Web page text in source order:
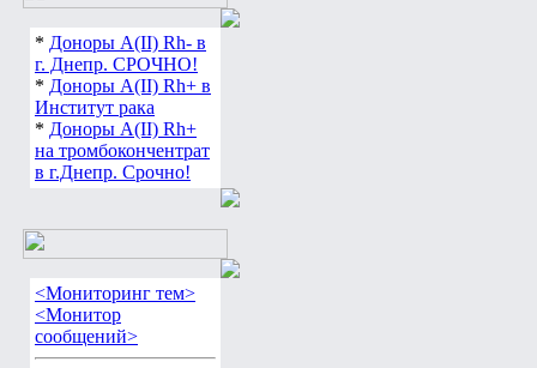
* Доноры А(ІІ) Rh- в
г. Днепр. СРОЧНО!
* Доноры А(ІІ) Rh+ в
Институт рака
* Доноры А(ІІ) Rh+
на тромбокончентрат
в г.Днепр. Срочно!
<Мониторинг тем>
<Монитор
сообщений>